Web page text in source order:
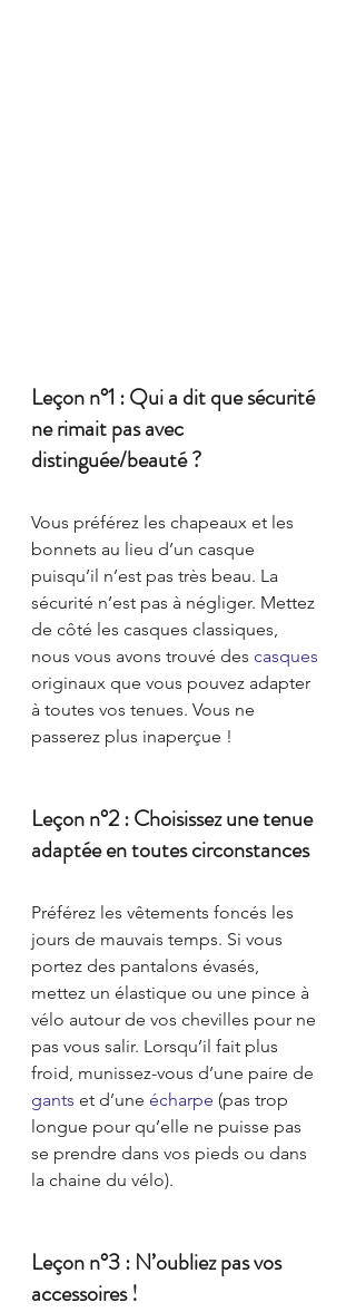
Leçon n°1 : Qui a dit que sécurité
ne rimait pas avec
distinguée/beauté ?
Vous préférez les chapeaux et les
bonnets au lieu d’un casque
puisqu’il n’est pas très beau. La
sécurité n’est pas à négliger. Mettez
de côté les casques classiques,
nous vous avons trouvé des casques
originaux que vous pouvez adapter
à toutes vos tenues. Vous ne
passerez plus inaperçue !
Leçon n°2 : Choisissez une tenue
adaptée en toutes circonstances
Préférez les vêtements foncés les
jours de mauvais temps. Si vous
portez des pantalons évasés,
mettez un élastique ou une pince à
vélo autour de vos chevilles pour ne
pas vous salir. Lorsqu’il fait plus
froid, munissez-vous d’une paire de
gants et d’une écharpe (pas trop
longue pour qu’elle ne puisse pas
se prendre dans vos pieds ou dans
la chaine du vélo).
Leçon n°3 : N’oubliez pas vos
accessoires !